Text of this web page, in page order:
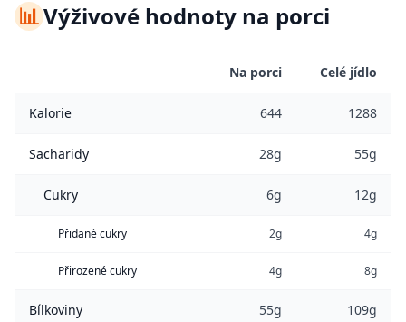
📊Výživové hodnoty na porci
Na porci Celé jídlo
Kalorie 644 1288
Sacharidy 28g 55g
Cukry 6g 12g
Přidané cukry 2g 4g
Přirozené cukry 4g 8g
Bílkoviny 55g 109g